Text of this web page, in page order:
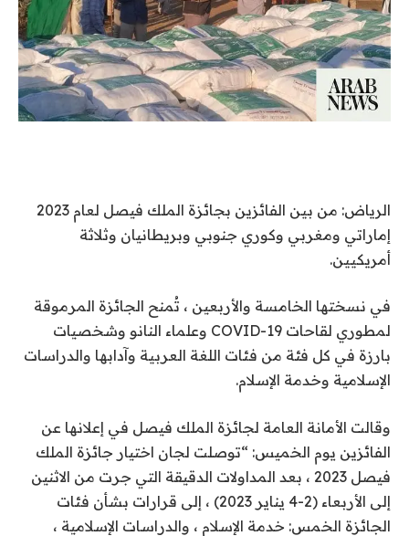
الرياض: من بين الفائزين بجائزة الملك فيصل لعام 2023
إماراتي ومغربي وكوري جنوبي وبريطانيان وثلاثة
أمريكيين.
في نسختها الخامسة والأربعين ، تُمنح الجائزة المرموقة
لمطوري لقاحات COVID-19 وعلماء النانو وشخصيات
بارزة في كل فئة من فئات اللغة العربية وآدابها والدراسات
الإسلامية وخدمة الإسلام.
وقالت الأمانة العامة لجائزة الملك فيصل في إعلانها عن
الفائزين يوم الخميس: “توصلت لجان اختيار جائزة الملك
فيصل 2023 ، بعد المداولات الدقيقة التي جرت من الاثنين
إلى الأربعاء (2-4 يناير 2023) ، إلى قرارات بشأن فئات
الجائزة الخمس: خدمة الإسلام ، والدراسات الإسلامية ،